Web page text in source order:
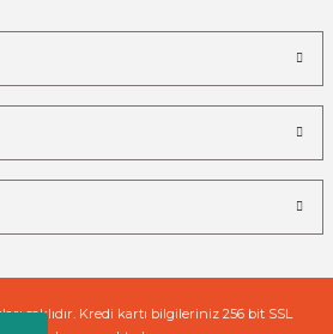
saklıdır. Kredi kartı bilgileriniz 256 bit SSL